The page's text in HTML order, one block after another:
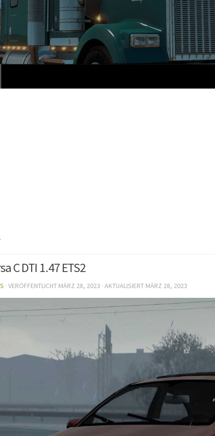
С DTI 1.47 ETS2
· VERÖFFENTLICHT MÄRZ 28, 2023 · AKTUALISIERT MÄRZ 28, 2023